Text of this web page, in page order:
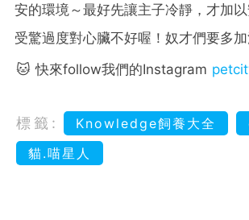
安的環境～最好先讓主子冷靜，才加
受驚過度對心臟不好喔！奴才們要多加
🐱 快來follow我們的Instagram
標籤: Knowledge飼養大全
貓.喵星人